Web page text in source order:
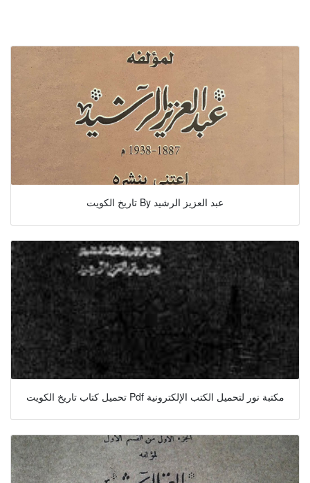
تاريخ الكويت By عبد العزيز الرشيد
تحميل كتاب تاريخ الكويت Pdf مكتبة نور لتحميل الكتب الإلكترونية